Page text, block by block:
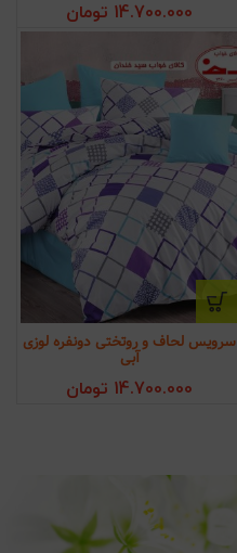
14.700.000 تومان
سرویس لحاف و روتختی دونفره لوزی
آبی
14.700.000 تومان